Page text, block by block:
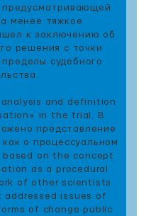
предусматривающей
менее тяжкое
к заключению об
решения с точки
судебного
and definition
in the trial. В
представление
о процессуальном
on the concept
as a procedural
of other scientists
addressed issues of
of change public